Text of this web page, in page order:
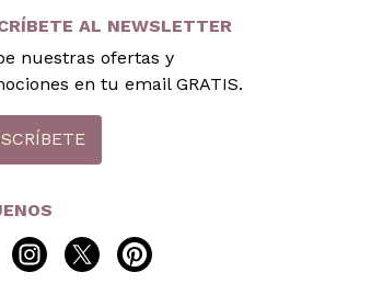
AL NEWSLETTER
nuestras ofertas y
en tu email GRATIS.
facebookinstagram
twitter